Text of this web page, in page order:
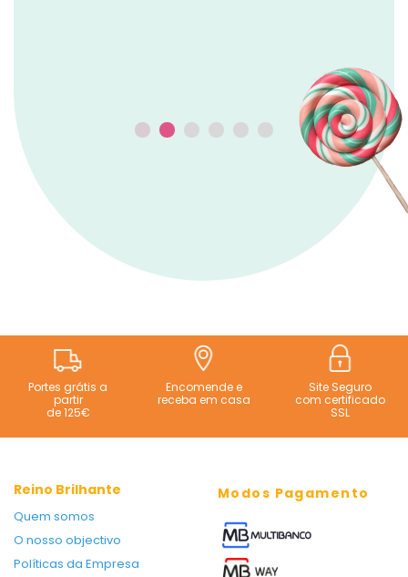
Portes grátis a
partir
de 125€
Encomende e
receba em casa
Site Seguro
com certificado
SSL
Reino Brilhante
Quem somos
O nosso objectivo
Políticas da Empresa
Modos Pagamento